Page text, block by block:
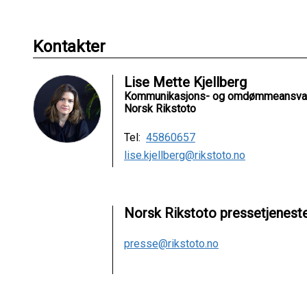
Kontakter
Lise Mette Kjellberg
Kommunikasjons- og
Norsk Rikstoto
Tel: 45860657
lise.kjellberg@rikstoto.no
Norsk Rikstoto
presse@rikstoto.no